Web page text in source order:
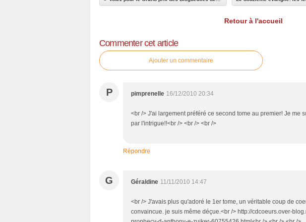
Retour à l'accueil
Commenter cet article
Ajouter un commentaire
P pimprenelle 16/12/2010 20:34
<br /> J'ai largement préféré ce second tome au premier! Je me
par l'intrigue!!<br /> <br /> <br />
Répondre
G Géraldine 11/11/2010 14:47
<br /> J'avais plus qu'adoré le 1er tome, un véritable coup de
convaincue. je suis même déçue.<br /> http://cdcoeurs.over-